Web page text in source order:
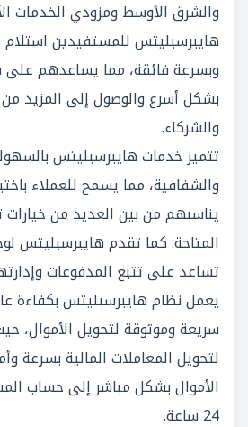
والشرق الأوسط ومزودي الخدمات
هايبرسبليتس للمستفيدين استلام
وبسرعة فائقة، مما يساعدهم على
بشكل أسرع والوصول إلى المزيد من
والشركاء.
تتميز خدمات هايبرسبليتس
والشفافية، مما يسمح للعملاء
يناسبهم من بين العديد من خيارات
المتاحة. كما تقدم هايبرسبليتس
تساعد على تتبع المدفوعات
يعمل نظام هايبرسبليتس بكفاءة
سريعة وموثوقة لتحويل الأموال،
لتحويل المعاملات المالية بسرعة
الأموال بشكل مباشر إلى حساب
24 ساعة.